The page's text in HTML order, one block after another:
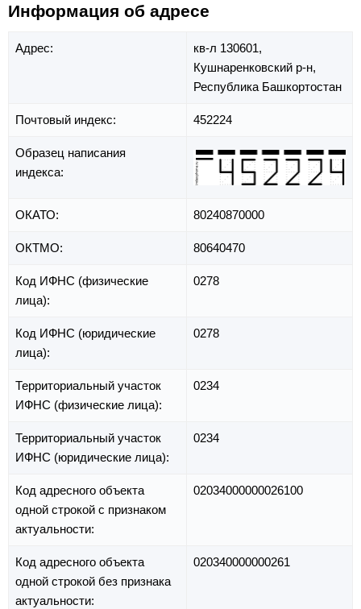
Информация об адресе
Адрес:
кв-л 130601,
Кушнаренковский р-н,
Республика Башкортостан
Почтовый индекс: 452224
Образец написания
индекса:
ОКАТО: 80240870000
ОКТМО: 80640470
Код ИФНС (физические
лица):
0278
Код ИФНС (юридические
лица):
0278
Территориальный участок
ИФНС (физические лица):
0234
Территориальный участок
ИФНС (юридические лица):
0234
Код адресного объекта
одной строкой с признаком
актуальности:
02034000000026100
Код адресного объекта
одной строкой без признака
актуальности:
020340000000261